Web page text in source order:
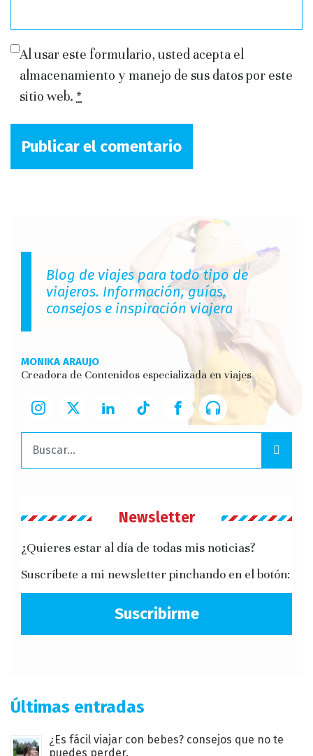
Al usar este formulario, usted acepta el
almacenamiento y manejo de sus datos por este
sitio web. *
Blog de viajes para todo tipo de
viajeros. Información, guías,
consejos e inspiración viajera
MONIKA ARAUJO
Creadora de Contenidos especializada en viajes
Buscar:
Newsletter
¿Quieres estar al día de todas mis noticias?
Suscríbete a mi newsletter pinchando en el botón:
Suscribirme
Últimas entradas
¿Es fácil viajar con bebes? consejos que no te
puedes perder.